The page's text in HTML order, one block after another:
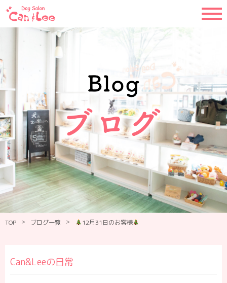
TOP > ブログ一覧 > 12月31日のお客様
Can&Leeの日常